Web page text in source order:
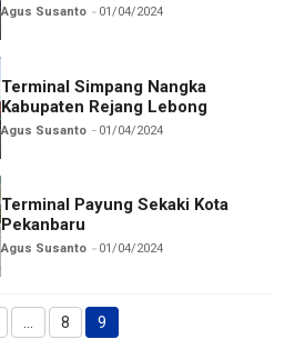
Agus Susanto 01/04/2024
Terminal Simpang Nangka
Kabupaten Rejang Lebong
Agus Susanto 01/04/2024
Terminal Payung Sekaki Kota
Pekanbaru
Agus Susanto 01/04/2024
Halaman Halaman
8 9